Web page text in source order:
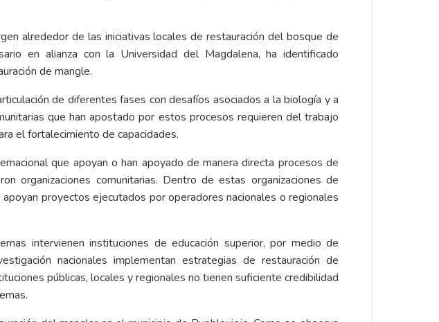
alrededor de las iniciativas locales de restauración del bosque de
en alianza con la Universidad del Magdalena, ha identificado
de mangle.
de diferentes fases con desafíos asociados a la biología y a
que han apostado por estos procesos requieren del trabajo
el fortalecimiento de capacidades.
que apoyan o han apoyado de manera directa procesos de
organizaciones comunitarias. Dentro de estas organizaciones de
proyectos ejecutados por operadores nacionales o regionales
intervienen instituciones de educación superior, por medio de
nacionales implementan estrategias de restauración de
públicas, locales y regionales no tienen suficiente credibilidad